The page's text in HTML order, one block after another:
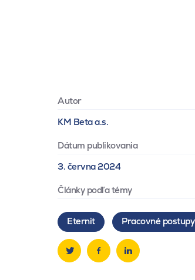
Autor
KM Beta a.s.
Dátum publikovania
3. června 2024
Články podľa témy
Eternit Pracovné